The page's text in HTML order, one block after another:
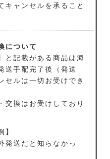
キャンセルを承ること
について
と記載がある商品は海
送手配完了後（発送
セルは一切お受けでき
交換はお受けしており
】
発送だと知らなかっ